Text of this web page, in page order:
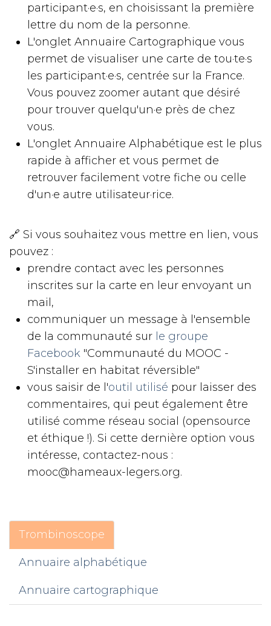
participant·e·s, en choisissant la première
lettre du nom de la personne.
L'onglet Annuaire Cartographique vous
permet de visualiser une carte de tou·te·s
les participant·e·s, centrée sur la France.
Vous pouvez zoomer autant que désiré
pour trouver quelqu'un·e près de chez
vous.
L'onglet Annuaire Alphabétique est le plus
rapide à afficher et vous permet de
retrouver facilement votre fiche ou celle
d'un·e autre utilisateur·rice.
🔗 Si vous souhaitez vous mettre en lien, vous
pouvez :
prendre contact avec les personnes
inscrites sur la carte en leur envoyant un
mail,
communiquer un message à l'ensemble
de la communauté sur le groupe
Facebook "Communauté du MOOC -
S'installer en habitat réversible"
vous saisir de l'outil utilisé pour laisser des
commentaires, qui peut également être
utilisé comme réseau social (opensource
et éthique !). Si cette dernière option vous
intéresse, contactez-nous :
mooc@hameaux-legers.org.
Trombinoscope
Annuaire alphabétique
Annuaire cartographique